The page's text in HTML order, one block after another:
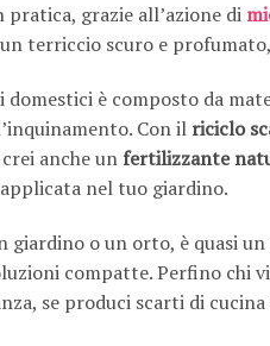
pratica, grazie all’azione di
terriccio scuro e
è composto da
Con il riciclo
anche unfertilizzante
nel tuo giardino.
giardino o un orto, è quasi
compatte. Perfino chi
se produci scarti di cucina